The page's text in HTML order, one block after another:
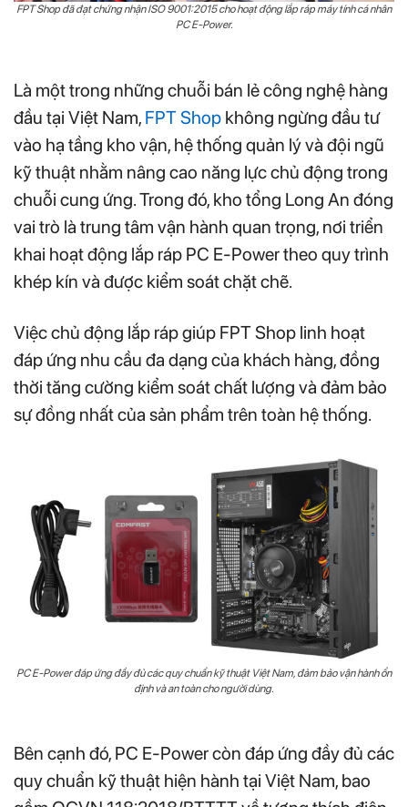
FPT Shop đã đạt chứng nhận ISO 9001:2015 cho hoạt động lắp ráp máy tính cá nhân
PC E-Power.
Là một trong những chuỗi bán lẻ công nghệ hàng
đầu tại Việt Nam, FPT Shop không ngừng đầu tư
vào hạ tầng kho vận, hệ thống quản lý và đội ngũ
kỹ thuật nhằm nâng cao năng lực chủ động trong
chuỗi cung ứng. Trong đó, kho tổng Long An đóng
vai trò là trung tâm vận hành quan trọng, nơi triển
khai hoạt động lắp ráp PC E-Power theo quy trình
khép kín và được kiểm soát chặt chẽ.
Việc chủ động lắp ráp giúp FPT Shop linh hoạt
đáp ứng nhu cầu đa dạng của khách hàng, đồng
thời tăng cường kiểm soát chất lượng và đảm bảo
sự đồng nhất của sản phẩm trên toàn hệ thống.
PC E-Power đáp ứng đầy đủ các quy chuẩn kỹ thuật Việt Nam, đảm bảo vận hành ổn
định và an toàn cho người dùng.
Bên cạnh đó, PC E-Power còn đáp ứng đầy đủ các
quy chuẩn kỹ thuật hiện hành tại Việt Nam, bao